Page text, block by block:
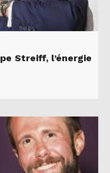
Streiff, l’énergie